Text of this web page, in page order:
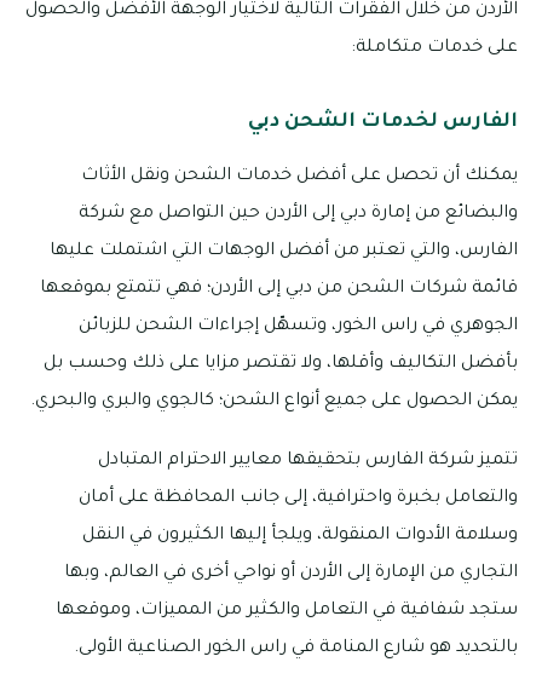
الأردن من خلال الفقرات التالية لاختيار الوجهة الأفضل والحصول
على خدمات متكاملة:
الفارس لخدمات الشحن دبي
يمكنك أن تحصل على أفضل خدمات الشحن ونقل الأثاث
والبضائع من إمارة دبي إلى الأردن حين التواصل مع شركة
الفارس، والتي تعتبر من أفضل الوجهات التي اشتملت عليها
قائمة شركات الشحن من دبي إلى الأردن؛ فهي تتمتع بموقعها
الجوهري في راس الخور، وتسهّل إجراءات الشحن للزبائن
بأفضل التكاليف وأقلها، ولا تقتصر مزايا على ذلك وحسب بل
يمكن الحصول على جميع أنواع الشحن؛ كالجوي والبري والبحري.
تتميز شركة الفارس بتحقيقها معايير الاحترام المتبادل
والتعامل بخبرة واحترافية، إلى جانب المحافظة على أمان
وسلامة الأدوات المنقولة، ويلجأ إليها الكثيرون في النقل
التجاري من الإمارة إلى الأردن أو نواحي أخرى في العالم، وبها
ستجد شفافية في التعامل والكثير من المميزات، وموقعها
بالتحديد هو شارع المنامة في راس الخور الصناعية الأولى.